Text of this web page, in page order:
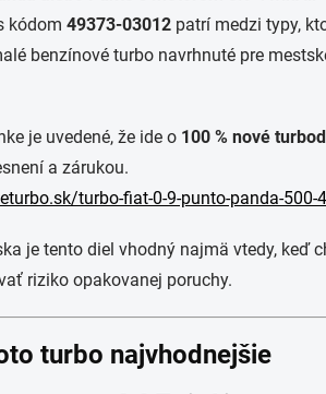
kódom 49373-03012 patrí medzi typy,
benzínové turbo navrhnuté pre
je uvedené, že ide o 100 % nové
a zárukou.
turbo-fiat-0-9-punto-panda-
je tento diel vhodný najmä vtedy, keď
riziko opakovanej poruchy.
turbo najvhodnejšie